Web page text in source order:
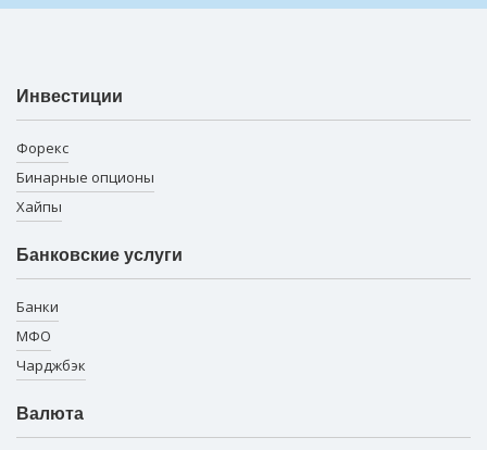
Инвестиции
Форекс
Бинарные опционы
Хайпы
Банковские услуги
Банки
МФО
Чарджбэк
Валюта